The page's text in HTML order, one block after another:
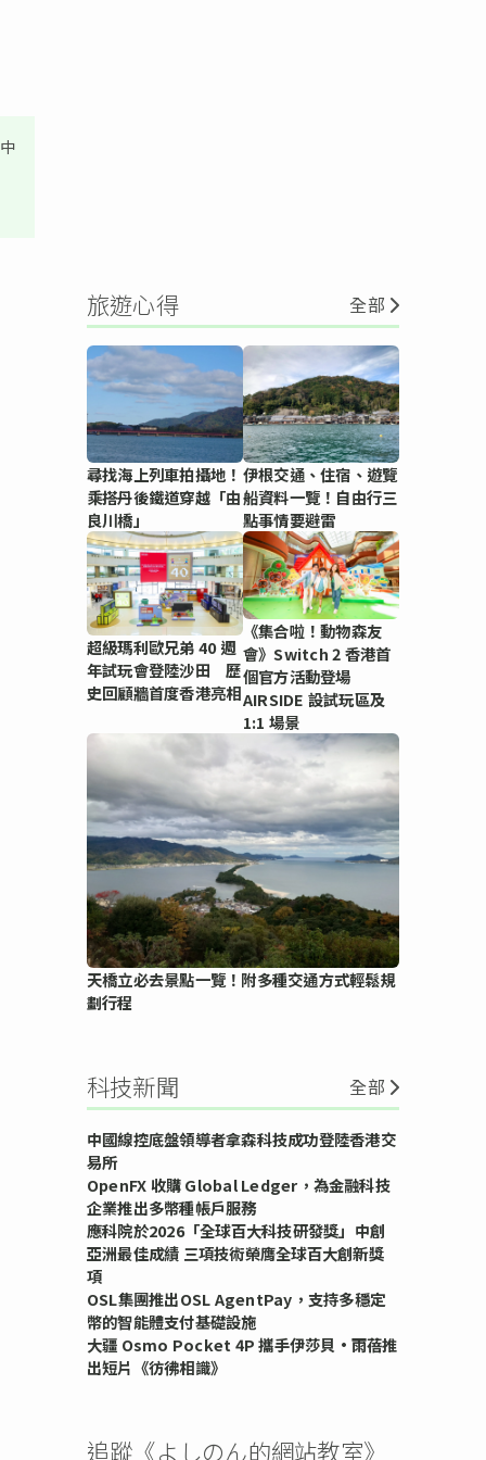
旅遊心得 全部
尋找海上列車拍攝地！
乘搭丹後鐵道穿越「由
良川橋」
伊根交通、住宿、遊覽
船資料一覽！自由行三
點事情要避雷
超級瑪利歐兄弟 40 週
年試玩會登陸沙田 歷
史回顧牆首度香港亮相
《集合啦！動物森友
會》Switch 2 香港首
個官方活動登場
AIRSIDE 設試玩區及
1:1 場景
天橋立必去景點一覽！附多種交通方式輕鬆規
劃行程
科技新聞 全部
中國線控底盤領導者拿森科技成功登陸香港交
易所
OpenFX 收購 Global Ledger，為金融科技
企業推出多幣種帳戶服務
應科院於2026「全球百大科技研發獎」中創
亞洲最佳成績 三項技術榮膺全球百大創新獎
項
OSL集團推出OSL AgentPay，支持多穩定
幣的智能體支付基礎設施
大疆 Osmo Pocket 4P 攜手伊莎貝•雨蓓推
出短片《彷彿相識》
追蹤《よしのん的網站教室》